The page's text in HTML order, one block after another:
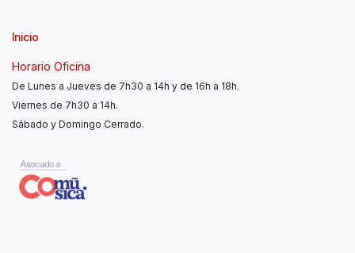
Inicio
Horario Oficina
De Lunes a Jueves de 7h30 a 14h y de 16h a 18h.
Viernes de 7h30 a 14h.
Sábado y Domingo Cerrado.